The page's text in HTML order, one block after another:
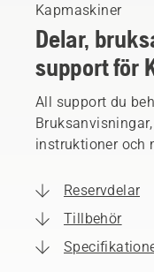
Kapmaskiner
Delar,
support för
All support du
instruktioner och
Reservdelar
Tillbehör